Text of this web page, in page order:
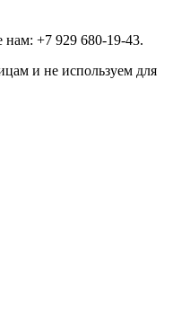
нам: +7 929 680-19-43.
и не используем для